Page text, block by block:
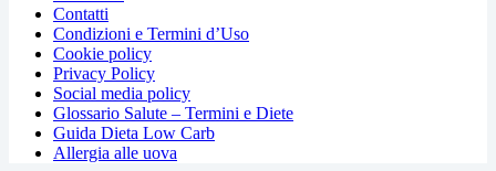
Contatti
Condizioni e Termini d’Uso
Cookie policy
Privacy Policy
Social media policy
Glossario Salute – Termini e Diete
Guida Dieta Low Carb
Allergia alle uova